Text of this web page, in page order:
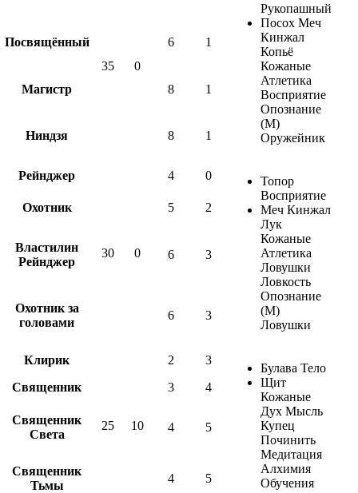
35 0
Рукопашный
Посох Меч
Кинжал
Копьё
Кожаные
Атлетика
Восприятие
Опознание
(М)
Оружейник
Посвящённый 6 1
Магистр 8 1
Ниндзя 8 1
Рейнджер
30 0
4 0
Топор
Восприятие
Меч Кинжал
Лук
Кожаные
Атлетика
Ловушки
Ловкость
Опознание
(М)
Ловушки
Охотник 5 2
Властилин
Рейнджер
6 3
Охотник за
головами
6 3
Клирик
25 10
2 3
Булава Тело
Щит
Кожаные
Дух Мысль
Купец
Починить
Медитация
Алхимия
Обучения
Священник 3 4
Священник
Света
4 5
Священник
Тьмы
4 5